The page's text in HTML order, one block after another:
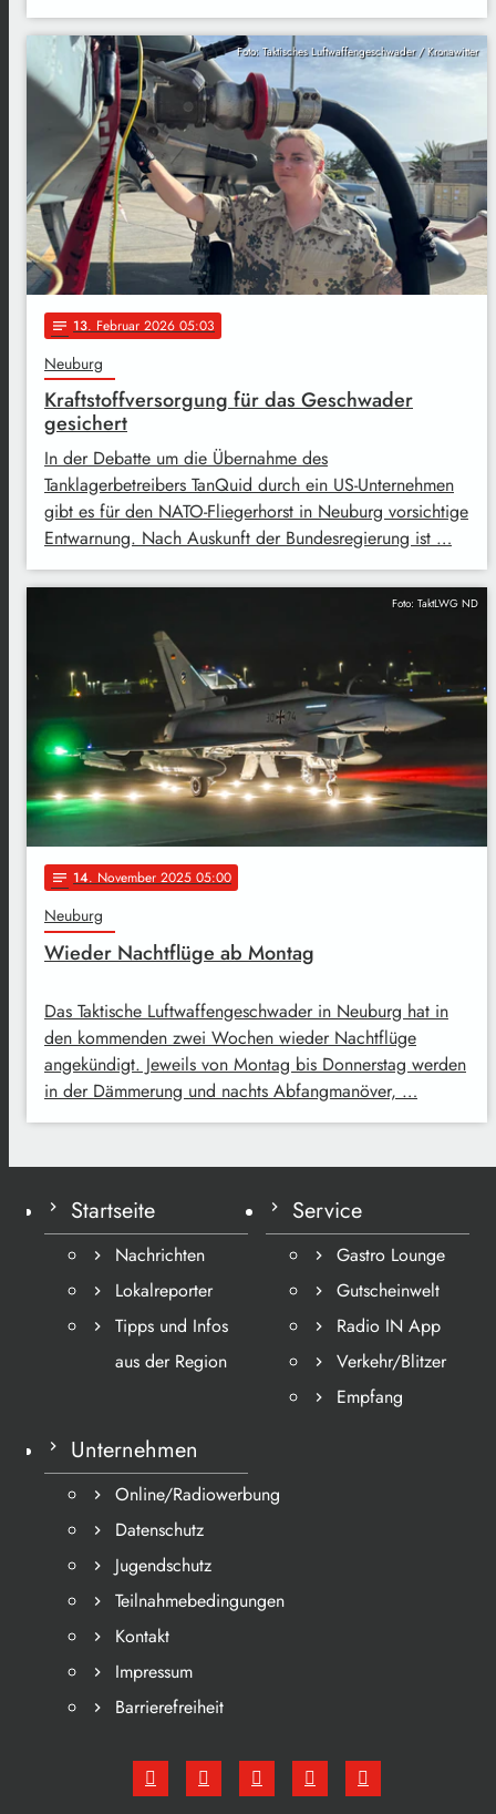
Foto: Taktisches Luftwaffengeschwader / Kronawitter
notes 13. Februar 2026 05:03
Neuburg
Kraftstoffversorgung für das Geschwader
gesichert
In der Debatte um die Übernahme des
Tanklagerbetreibers TanQuid durch ein US-Unternehmen
gibt es für den NATO-Fliegerhorst in Neuburg vorsichtige
Entwarnung. Nach Auskunft der Bundesregierung ist …
Foto: TaktLWG ND
notes 14. November 2025 05:00
Neuburg
Wieder Nachtflüge ab Montag
Das Taktische Luftwaffengeschwader in Neuburg hat in
den kommenden zwei Wochen wieder Nachtflüge
angekündigt. Jeweils von Montag bis Donnerstag werden
in der Dämmerung und nachts Abfangmanöver, …
Startseite
Nachrichten
Lokalreporter
Tipps und Infos
aus der Region
Service
Gastro Lounge
Gutscheinwelt
Radio IN App
Verkehr/Blitzer
Empfang
Unternehmen
Online/Radiowerbung
Datenschutz
Jugendschutz
Teilnahmebedingungen
Kontakt
Impressum
Barrierefreiheit